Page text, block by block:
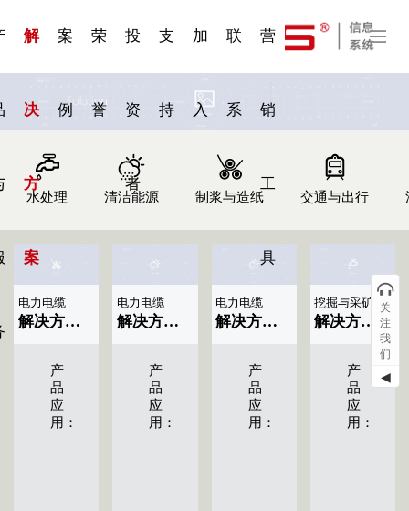
解
决
方
案
案
例
荣
誉
投
资
者
支
持
加
入
联
系
营
销
工
具
水处理 清洁能源 制浆与造纸 交通与出行
电力电缆
解决方案标题名称|显示09条
产
品
应
用：
电力电缆
解决方案标题名称|显示08条
产
品
应
用：
电力电缆
解决方案标题名称|显示07条
产
品
应
用：
挖掘与采矿
解决方案标题名称|显示05条
产
品
应
用：
关
注
我
们
◀